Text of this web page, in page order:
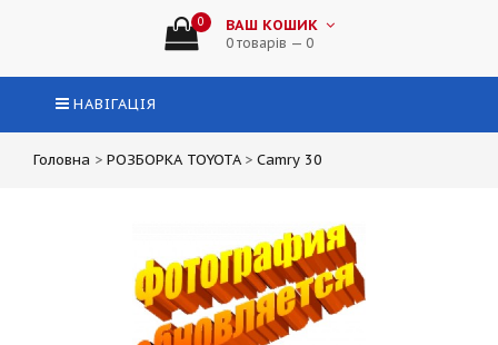
0 ВАШ КОШИК
0 товарів — 0
НАВІГАЦІЯ
Головна > РОЗБОРКА TOYOTA > Camry 30